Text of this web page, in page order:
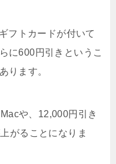
フトカードが付いて
に600円引きというこ
ります。
や、12,000円引き
がることになりま